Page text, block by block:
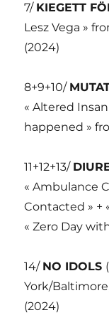
7/ KIEGETT
Lesz Vega »
(2024)
8+9+10/
« Altered
happened »
11+12+13/
« Ambulance
Contacted » +
« Zero Day
14/ NO IDOLS
York/
(2024)